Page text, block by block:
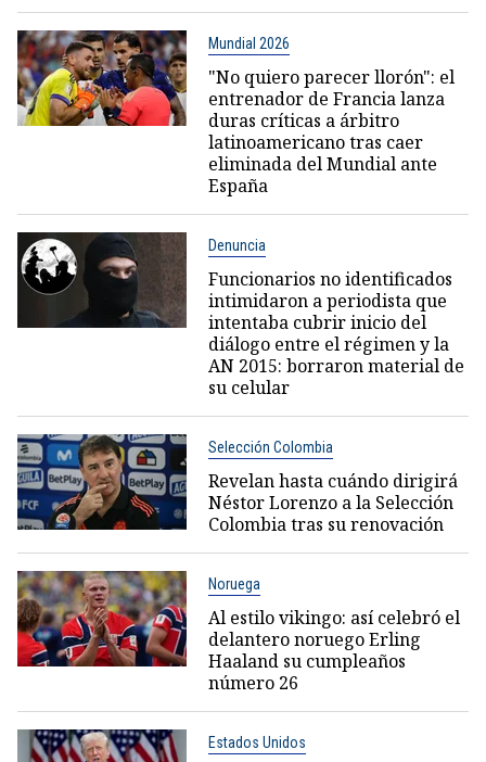
Mundial 2026
"No quiero parecer llorón": el
entrenador de Francia lanza
duras críticas a árbitro
latinoamericano tras caer
eliminada del Mundial ante
España
Denuncia
Funcionarios no identificados
intimidaron a periodista que
intentaba cubrir inicio del
diálogo entre el régimen y la
AN 2015: borraron material de
su celular
Selección Colombia
Revelan hasta cuándo dirigirá
Néstor Lorenzo a la Selección
Colombia tras su renovación
Noruega
Al estilo vikingo: así celebró el
delantero noruego Erling
Haaland su cumpleaños
número 26
Estados Unidos